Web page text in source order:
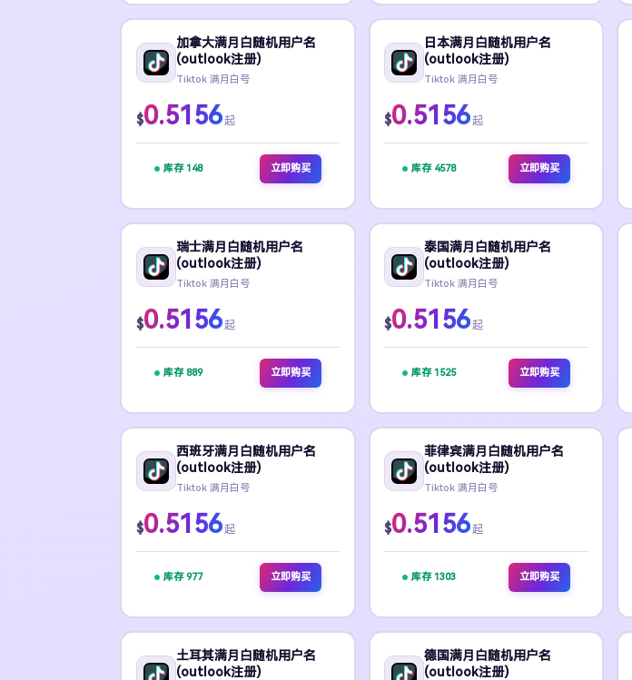
加拿大满月白随机用户名
(outlook注册)
Tiktok 满月白号
$0.5156起
库存 148 立即购买
日本满月白随机用户名
(outlook注册)
Tiktok 满月白号
$0.5156起
库存 4578 立即购买
瑞士满月白随机用户名
(outlook注册)
Tiktok 满月白号
$0.5156起
库存 889 立即购买
泰国满月白随机用户名
(outlook注册)
Tiktok 满月白号
$0.5156起
库存 1525 立即购买
西班牙满月白随机用户名
(outlook注册)
Tiktok 满月白号
$0.5156起
库存 977 立即购买
菲律宾满月白随机用户名
(outlook注册)
Tiktok 满月白号
$0.5156起
库存 1303 立即购买
土耳其满月白随机用户名
(outlook注册)
德国满月白随机用户名
(outlook注册)